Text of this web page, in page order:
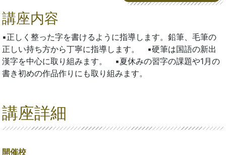
講座内容
▪正しく整った字を書けるように指導します。鉛筆、毛筆の
正しい持ち方から丁寧に指導します。 ▪硬筆は国語の新出
漢字を中心に取り組みます。 ▪夏休みの習字の課題や1月の
書き初めの作品作りにも取り組みます。
講座詳細
開催校